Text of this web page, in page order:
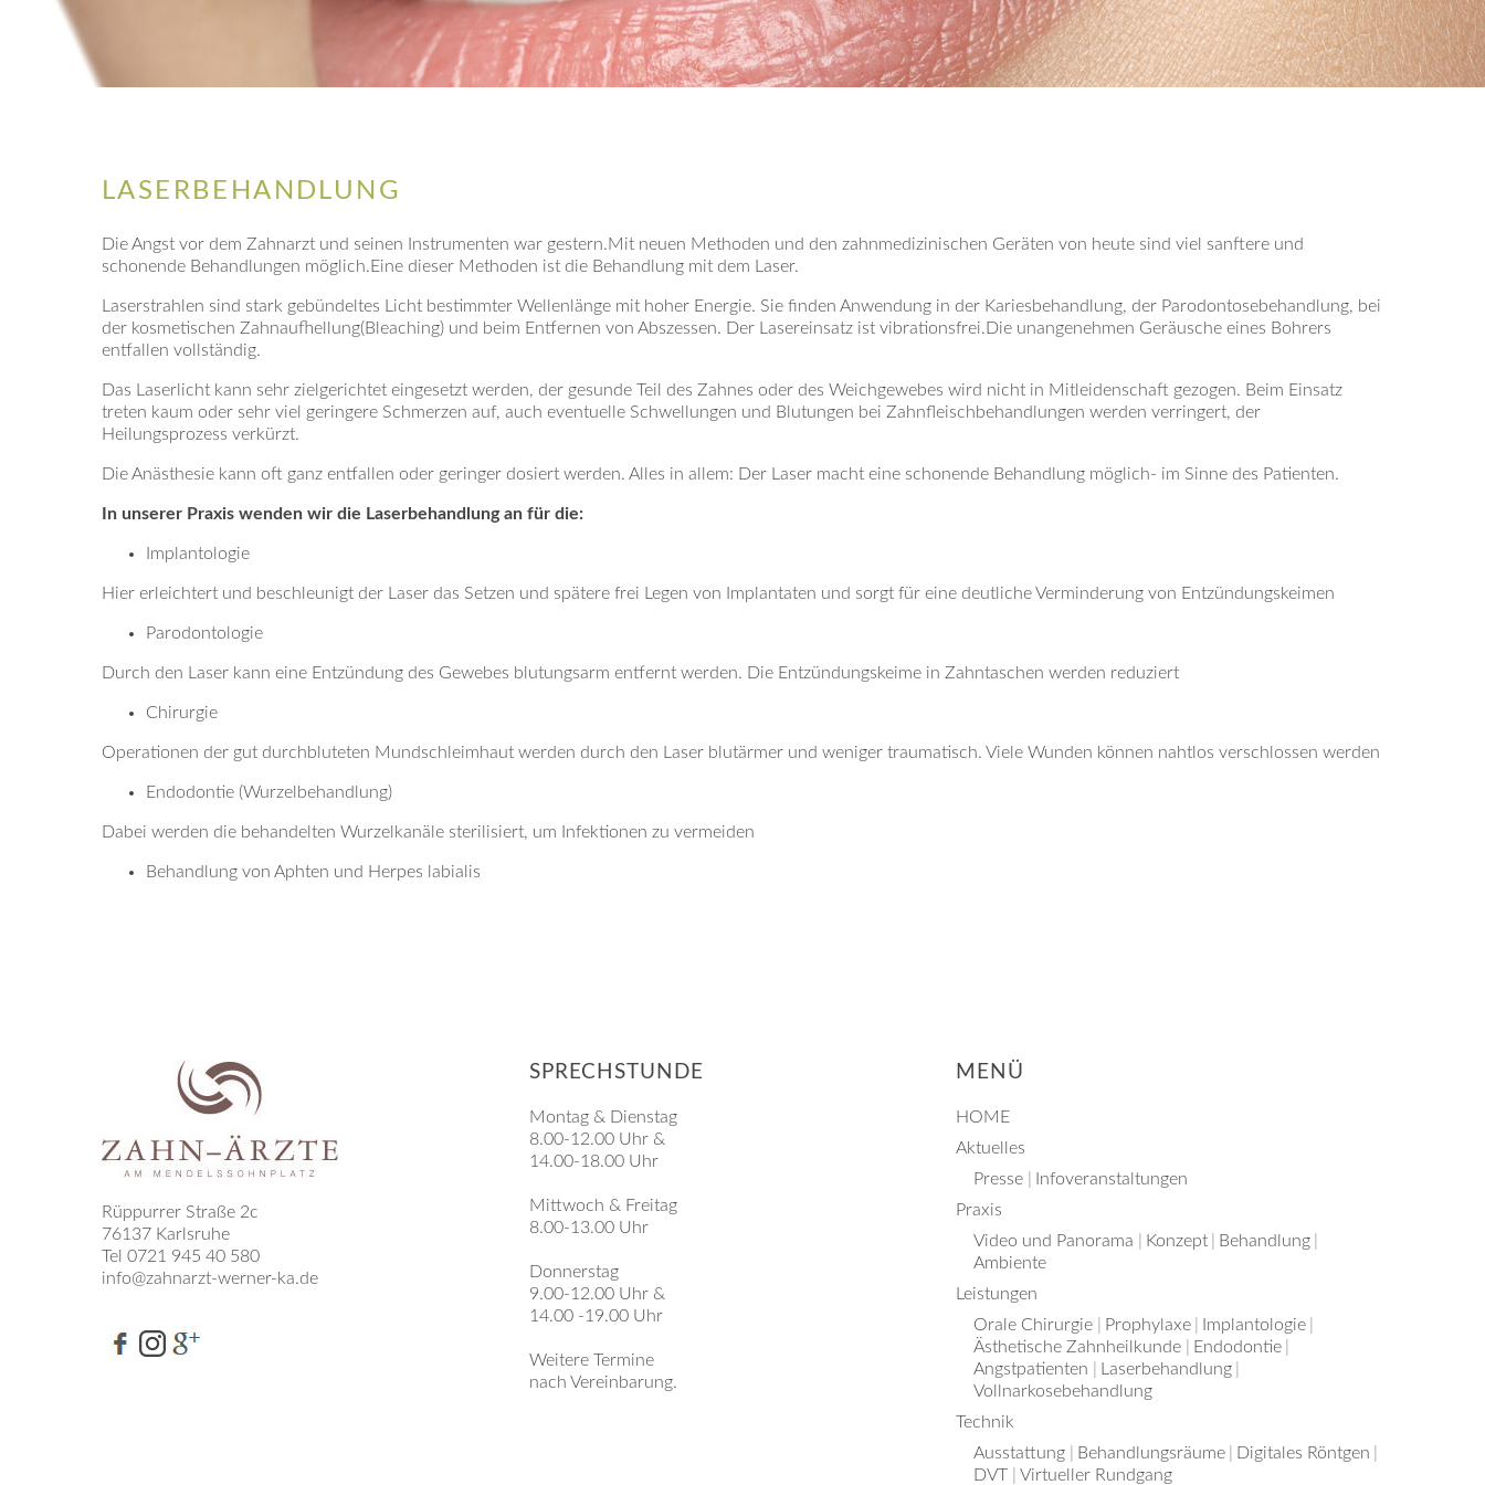
LASERBEHANDLUNG
Die Angst vor dem Zahnarzt und seinen Instrumenten war gestern.Mit neuen Methoden und den zahnmedizinischen Geräten von heute sind viel sanftere und
schonende Behandlungen möglich.Eine dieser Methoden ist die Behandlung mit dem Laser.
Laserstrahlen sind stark gebündeltes Licht bestimmter Wellenlänge mit hoher Energie. Sie finden Anwendung in der Kariesbehandlung, der Parodontosebehandlung, bei
der kosmetischen Zahnaufhellung(Bleaching) und beim Entfernen von Abszessen. Der Lasereinsatz ist vibrationsfrei.Die unangenehmen Geräusche eines Bohrers
entfallen vollständig.
Das Laserlicht kann sehr zielgerichtet eingesetzt werden, der gesunde Teil des Zahnes oder des Weichgewebes wird nicht in Mitleidenschaft gezogen. Beim Einsatz
treten kaum oder sehr viel geringere Schmerzen auf, auch eventuelle Schwellungen und Blutungen bei Zahnfleischbehandlungen werden verringert, der
Heilungsprozess verkürzt.
Die Anästhesie kann oft ganz entfallen oder geringer dosiert werden. Alles in allem: Der Laser macht eine schonende Behandlung möglich- im Sinne des Patienten.
In unserer Praxis wenden wir die Laserbehandlung an für die:
Implantologie
Hier erleichtert und beschleunigt der Laser das Setzen und spätere frei Legen von Implantaten und sorgt für eine deutliche Verminderung von Entzündungskeimen
Parodontologie
Durch den Laser kann eine Entzündung des Gewebes blutungsarm entfernt werden. Die Entzündungskeime in Zahntaschen werden reduziert
Chirurgie
Operationen der gut durchbluteten Mundschleimhaut werden durch den Laser blutärmer und weniger traumatisch. Viele Wunden können nahtlos verschlossen werden
Endodontie (Wurzelbehandlung)
Dabei werden die behandelten Wurzelkanäle sterilisiert, um Infektionen zu vermeiden
Behandlung von Aphten und Herpes labialis
Rüppurrer Straße 2c
76137 Karlsruhe
Tel 0721 945 40 580
info@zahnarzt-werner-ka.de
SPRECHSTUNDE
Montag & Dienstag
8.00-12.00 Uhr &
14.00-18.00 Uhr
Mittwoch & Freitag
8.00-13.00 Uhr
Donnerstag
9.00-12.00 Uhr &
14.00 -19.00 Uhr
Weitere Termine
nach Vereinbarung.
MENÜ
HOME
Aktuelles
Presse
Infoveranstaltungen
Praxis
Video und Panorama
Konzept
Behandlung
Ambiente
Leistungen
Orale Chirurgie
Prophylaxe
Implantologie
Ästhetische Zahnheilkunde
Endodontie
Angstpatienten
Laserbehandlung
Vollnarkosebehandlung
Technik
Ausstattung
Behandlungsräume
Digitales Röntgen
DVT
Virtueller Rundgang